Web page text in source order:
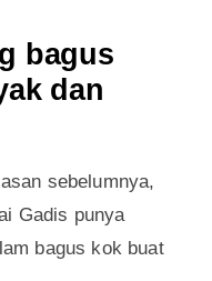
bagus
dan
sebelumnya,
Gadis punya
bagus kok buat